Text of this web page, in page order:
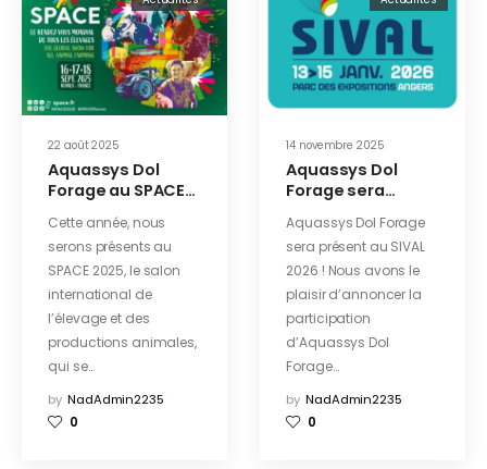
22 août 2025
Aquassys Dol
Forage au SPACE
2025 : venez nous
rencontrer !
Cette année, nous
serons présents au
SPACE 2025, le salon
international de
l’élevage et des
productions animales,
qui se…
by NadAdmin2235
0
14 novembre 2025
Aquassys Dol
Forage sera
2026 !
Aquassys Dol Forage
sera présent au SIVAL
2026 ! Nous avons le
plaisir d’annoncer la
participation
d’Aquassys Dol
Forage…
by NadAdmin2235
0